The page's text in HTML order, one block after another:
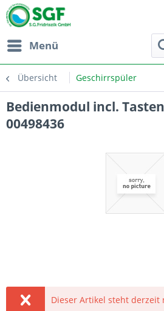
Menü
Übersicht Geschirrspüler
Bedienmodul incl.
00498436
Dieser Artikel steht derzeit